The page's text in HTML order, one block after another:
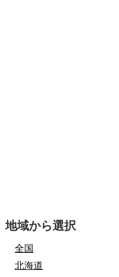
地域から選択
全国
北海道